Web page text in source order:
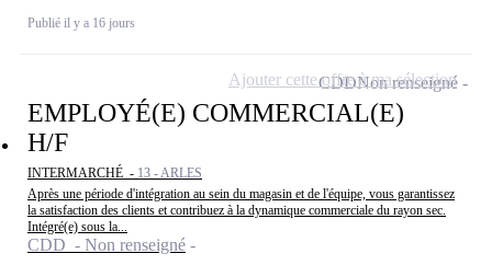
Publié il y a 16 jours
EMPLOYÉ(E) COMMERCIAL(E)
H/F
INTERMARCHÉ - 13 - ARLES
Après une période d'intégration au sein du magasin et de l'équipe, vous garantissez
la satisfaction des clients et contribuez à la dynamique commerciale du rayon sec.
Intégré(e) sous la...
CDD - Non renseigné
CDDNon renseigné
Ajouter cette offre à ma sélection